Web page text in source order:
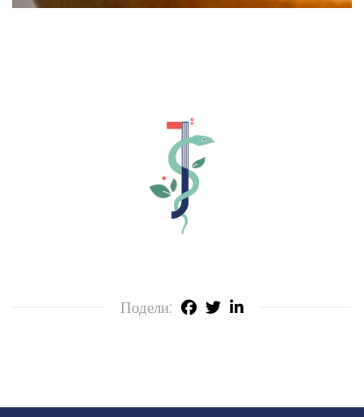
Подели: